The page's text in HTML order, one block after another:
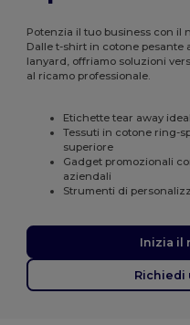
Potenzia il tuo business con il
Dalle t-shirt in cotone
lanyard, offriamo soluzioni
al ricamo professionale.
Etichette tear away
Tessuti in cotone ring-
superiore
Gadget promozionali
aziendali
Strumenti di
Inizia il
Richiedi